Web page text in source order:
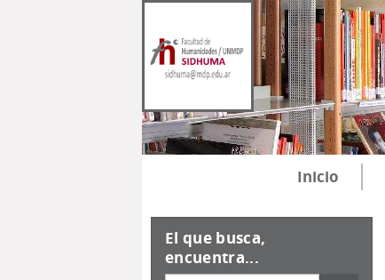
Inicio
El que busca,
encuentra...